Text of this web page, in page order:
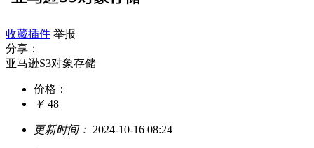
收藏插件 举报
分享：
亚马逊S3对象存储
价格：
￥ 48
更新时间： 2024-10-16 08:24